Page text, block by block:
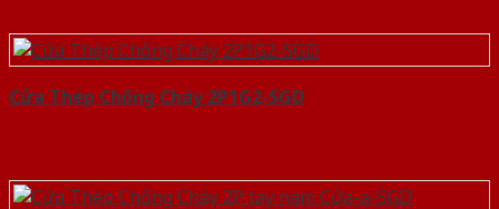
Cửa Thép Chống Cháy 2P1G2-SGD